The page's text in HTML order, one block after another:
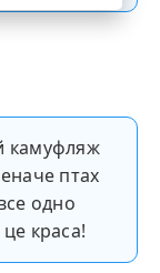
камуфляж
птах
одно
краса!